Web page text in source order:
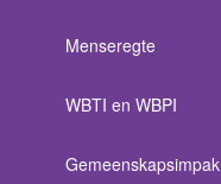
Menseregte
WBTI en WBPI
Gemeenskapsimpak